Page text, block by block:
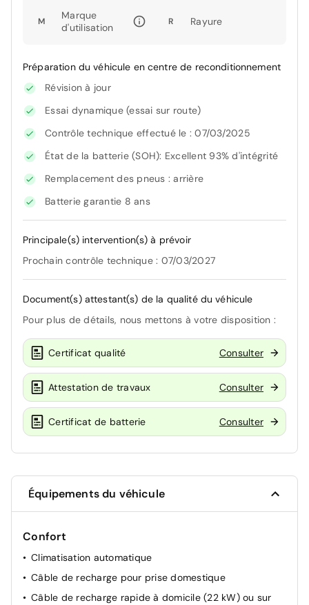
M
Marque
d'utilisation
R Rayure
Préparation du véhicule en centre de reconditionnement
Révision à jour
Essai dynamique (essai sur route)
Contrôle technique effectué le : 07/03/2025
État de la batterie (SOH): Excellent 93% d'intégrité
Remplacement des pneus : arrière
Batterie garantie 8 ans
Principale(s) intervention(s) à prévoir
Prochain contrôle technique : 07/03/2027
Document(s) attestant(s) de la qualité du véhicule
Pour plus de détails, nous mettons à votre disposition :
Certificat qualité Consulter
Attestation de travaux Consulter
Certificat de batterie Consulter
Équipements du véhicule
Confort
Climatisation automatique
Câble de recharge pour prise domestique
Câble de recharge rapide à domicile (22 kW) ou sur